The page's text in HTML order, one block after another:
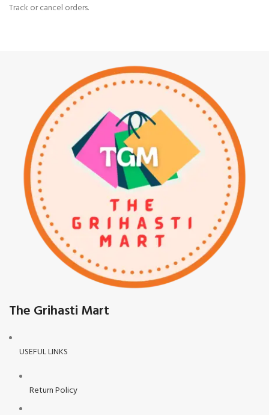
Track or cancel orders.
The Grihasti Mart
USEFUL LINKS
Return Policy